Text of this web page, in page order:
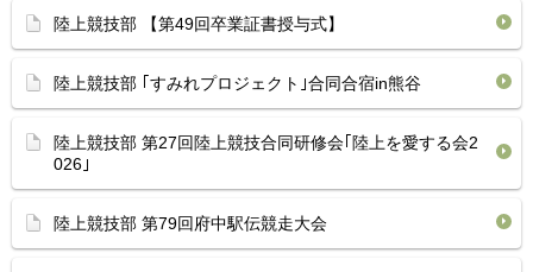
陸上競技部 【第49回卒業証書授与式】
陸上競技部 ｢すみれプロジェクト｣合同合宿in熊谷
陸上競技部 第27回陸上競技合同研修会｢陸上を愛する会2
026｣
陸上競技部 第79回府中駅伝競走大会